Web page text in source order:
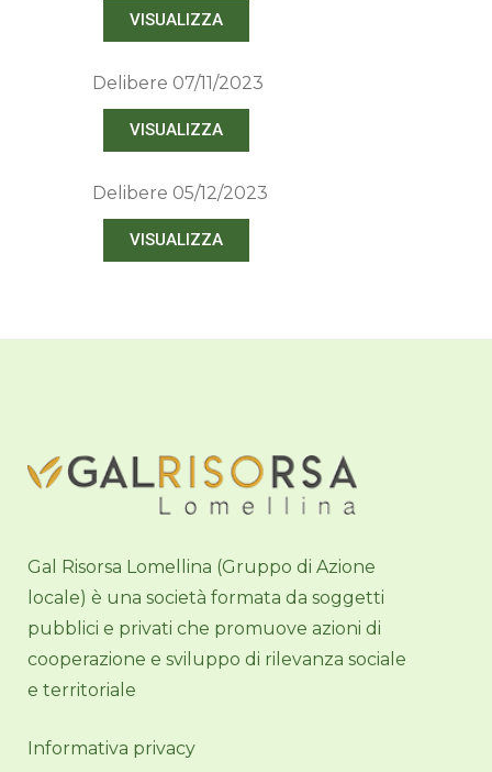
VISUALIZZA
Delibere 07/11/2023
VISUALIZZA
Delibere 05/12/2023
VISUALIZZA
Gal Risorsa Lomellina (Gruppo di Azione
locale) è una società formata da soggetti
pubblici e privati che promuove azioni di
cooperazione e sviluppo di rilevanza sociale
e territoriale
Informativa privacy